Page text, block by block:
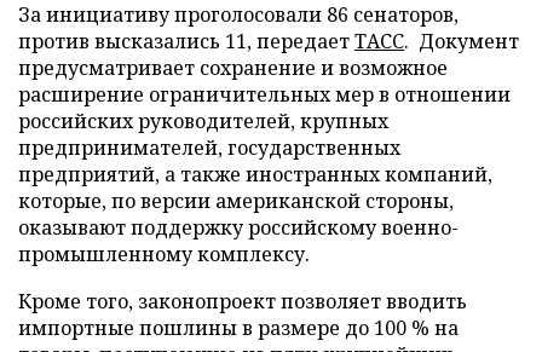
За инициативу проголосовали 86 сенаторов,
против высказались 11, передаетТАСС. Документ
предусматривает сохранение и возможное
расширение ограничительных мер в отношении
российских руководителей, крупных
предпринимателей, государственных
предприятий, а также иностранных компаний,
которые, по версии американской стороны,
оказывают поддержку российскому военно-
промышленному комплексу.
Кроме того, законопроект позволяет вводить
импортные пошлины в размере до 100 % на